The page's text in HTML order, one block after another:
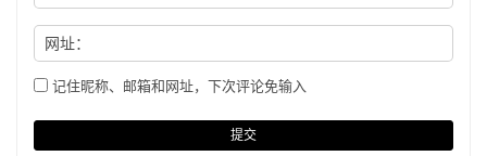
网址：
记住昵称、邮箱和网址，下次评论免输入
提交